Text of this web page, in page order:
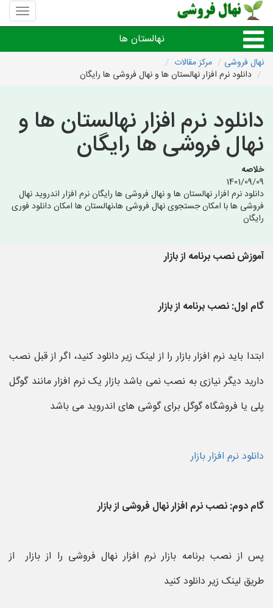
منوی
سایت
فروشی
نهالستان ها
نهال های مثمر،میوه
نهال های زینتی،غیرمثمر
نهال های کمیاب،خاص
نهالستان های شهرها
نهال فروشی
مرکز مقالات
دانلود نرم افزار نهالستان ها و نهال فروشی ها رایگان
دانلود نرم افزار نهالستان ها و
نهال فروشی ها رایگان
خلاصه
1401/09/09
دانلود نرم افزار نهالستان ها و نهال فروشی ها رایگان نرم افزار اندروید نهال
فروشی ها با امکان جستجوی نهال فروشی ها،نهالستان ها امکان دانلود فوری
رایگان
آموزش نصب برنامه از بازار
گام اول: نصب برنامه از بازار
ابتدا باید نرم افزار بازار را از لینک زیر دانلود کنید، اگر از قبل نصب
دارید دیگر نیازی به نصب نمی باشد بازار یک نرم افزار مانند گوگل
پلی یا فروشگاه گوگل برای گوشی های اندروید می باشد
دانلود نرم افزار بازار
گام دوم: نصب نرم افزار نهال فروشی از بازار
پس از نصب برنامه بازار نرم افزار نهال فروشی را از بازار از
طریق لینک زیر دانلود کنید